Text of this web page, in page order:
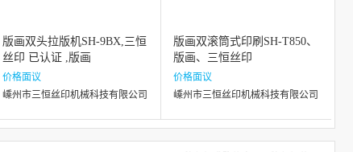
版画双头拉版机SH-9BX,三恒
丝印 已认证 ,版画
价格面议
嵊州市三恒丝印机械科技有限公司
版画双滚筒式印刷SH-T850、
版画、三恒丝印
价格面议
嵊州市三恒丝印机械科技有限公司